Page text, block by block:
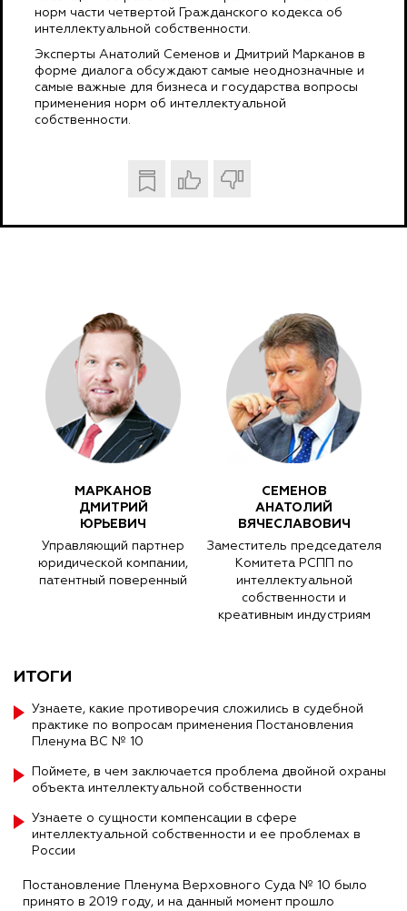
норм части четвертой Гражданского кодекса об
интеллектуальной собственности.
Эксперты Анатолий Семенов и Дмитрий Марканов в
форме диалога обсуждают самые неоднозначные и
самые важные для бизнеса и государства вопросы
применения норм об интеллектуальной
собственности.
МАРКАНОВ
ДМИТРИЙ
ЮРЬЕВИЧ
Управляющий партнер
юридической компании,
патентный поверенный
СЕМЕНОВ
АНАТОЛИЙ
ВЯЧЕСЛАВОВИЧ
Заместитель председателя
Комитета РСПП по
интеллектуальной
собственности и
креативным индустриям
ИТОГИ
Узнаете, какие противоречия сложились в судебной
практике по вопросам применения Постановления
Пленума ВС № 10
Поймете, в чем заключается проблема двойной охраны
объекта интеллектуальной собственности
Узнаете о сущности компенсации в сфере
интеллектуальной собственности и ее проблемах в
России
Постановление Пленума Верховного Суда № 10 было
принято в 2019 году, и на данный момент прошло